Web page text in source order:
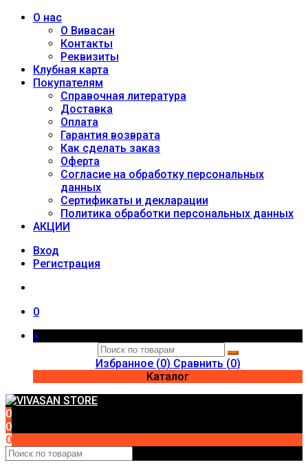
О нас
О Вивасан
Контакты
Реквизиты
Клубная карта
Покупателям
Справочная литература
Доставка
Оплата
Гарантия возврата
Как сделать заказ
Оферта
Согласие на обработку персональных
данных
Сертификаты и декларации
Политика обработки персональных данных
АКЦИИ
Вход
Регистрация
0
×
Избранное (0) Сравнить (0)
Каталог
0
0
0